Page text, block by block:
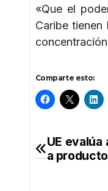
«Que el
Caribe
Comparte esto:
UE
a